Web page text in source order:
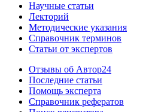
Научные статьи
Лекторий
Методические указания
Справочник терминов
Статьи от экспертов
Отзывы об Автор24
Последние статьи
Помощь эксперта
Справочник рефератов